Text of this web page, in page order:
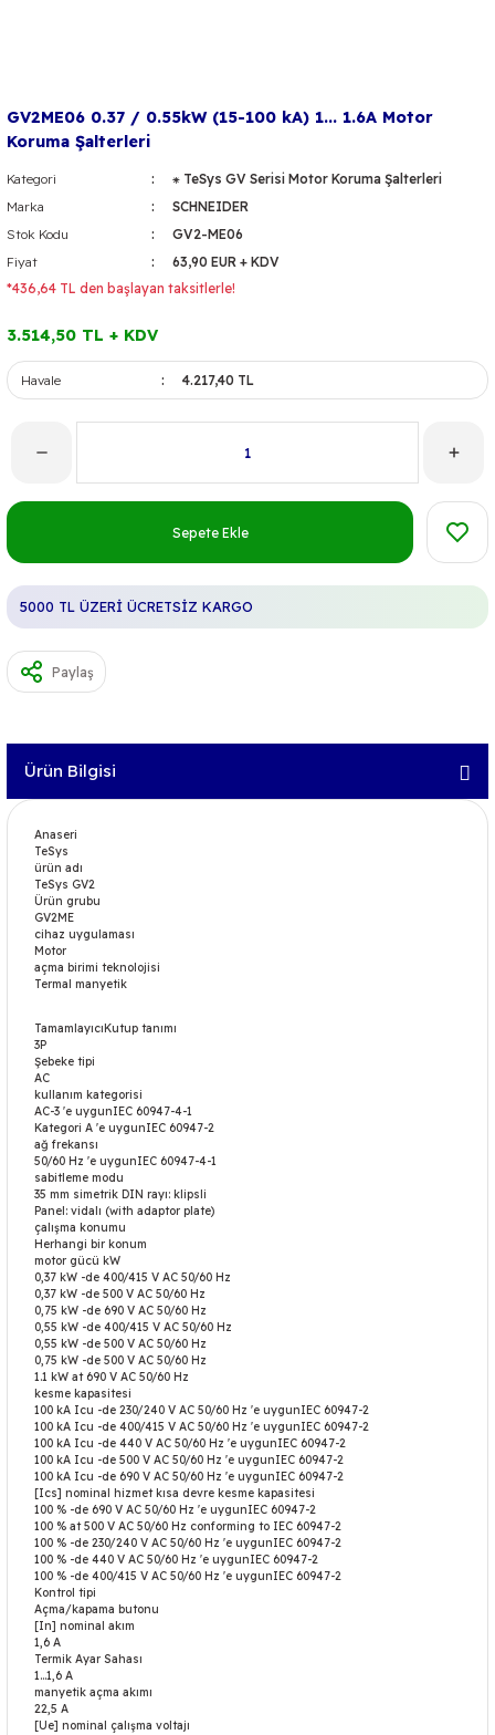
GV2ME06 0.37 / 0.55kW (15-100 kA) 1... 1.6A Motor
Koruma Şalterleri
Kategori
⁕ TeSys GV Serisi Motor Koruma Şalterleri
Marka
SCHNEIDER
Stok Kodu
GV2-ME06
Fiyat
63,90 EUR + KDV
*436,64 TL den başlayan taksitlerle!
3.514,50 TL + KDV
Havale 4.217,40 TL
Sepete Ekle
5000 TL ÜZERİ ÜCRETSİZ KARGO
Paylaş
Ürün Bilgisi
Anaseri
TeSys
ürün adı
TeSys GV2
Ürün grubu
GV2ME
cihaz uygulaması
Motor
açma birimi teknolojisi
Termal manyetik
TamamlayıcıKutup tanımı
3P
Şebeke tipi
AC
kullanım kategorisi
AC-3 'e uygunIEC 60947-4-1
Kategori A 'e uygunIEC 60947-2
ağ frekansı
50/60 Hz 'e uygunIEC 60947-4-1
sabitleme modu
35 mm simetrik DIN rayı: klipsli
Panel: vidalı (with adaptor plate)
çalışma konumu
Herhangi bir konum
motor gücü kW
0,37 kW -de 400/415 V AC 50/60 Hz
0,37 kW -de 500 V AC 50/60 Hz
0,75 kW -de 690 V AC 50/60 Hz
0,55 kW -de 400/415 V AC 50/60 Hz
0,55 kW -de 500 V AC 50/60 Hz
0,75 kW -de 500 V AC 50/60 Hz
1.1 kW at 690 V AC 50/60 Hz
kesme kapasitesi
100 kA Icu -de 230/240 V AC 50/60 Hz 'e uygunIEC 60947-2
100 kA Icu -de 400/415 V AC 50/60 Hz 'e uygunIEC 60947-2
100 kA Icu -de 440 V AC 50/60 Hz 'e uygunIEC 60947-2
100 kA Icu -de 500 V AC 50/60 Hz 'e uygunIEC 60947-2
100 kA Icu -de 690 V AC 50/60 Hz 'e uygunIEC 60947-2
[Ics] nominal hizmet kısa devre kesme kapasitesi
100 % -de 690 V AC 50/60 Hz 'e uygunIEC 60947-2
100 % at 500 V AC 50/60 Hz conforming to IEC 60947-2
100 % -de 230/240 V AC 50/60 Hz 'e uygunIEC 60947-2
100 % -de 440 V AC 50/60 Hz 'e uygunIEC 60947-2
100 % -de 400/415 V AC 50/60 Hz 'e uygunIEC 60947-2
Kontrol tipi
Açma/kapama butonu
[In] nominal akım
1,6 A
Termik Ayar Sahası
1…1,6 A
manyetik açma akımı
22,5 A
[Ue] nominal çalışma voltajı